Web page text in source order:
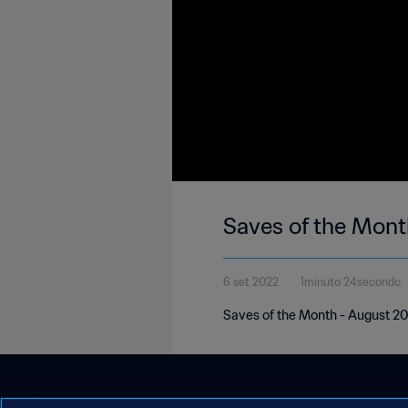
Saves of the
6 set 2022 1minuto 24secondo
Saves of the Month - August